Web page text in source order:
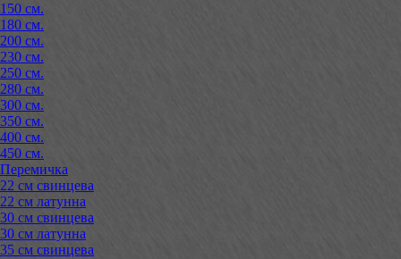
150 см.
180 см.
200 см.
230 см.
250 см.
280 см.
300 см.
350 см.
400 см.
450 см.
Перемичка
22 см свинцева
22 см латунна
30 см свинцева
30 см латунна
35 см свинцева